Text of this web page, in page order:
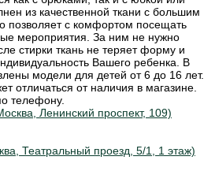
из качественной ткани с большим
позволяет с комфортом посещать
мероприятия. За ним не нужно
стирки ткань не теряет форму и
Вашего ребенка. В
модели для детей от 6 до 16 лет.
отличаться от наличия в магазине.
телефону.
Ленинский проспект, 109)
Театральный проезд, 5/1, 1 этаж)